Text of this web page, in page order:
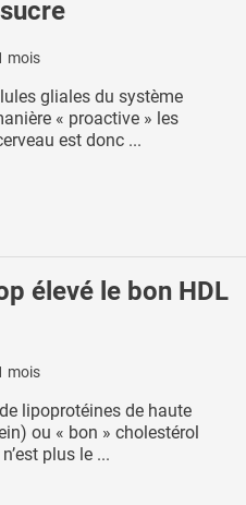
mois
gliales du système
« proactive » les
est donc ...
élevé le bon HDL
mois
lipoprotéines de haute
ou « bon » cholestérol
plus le ...